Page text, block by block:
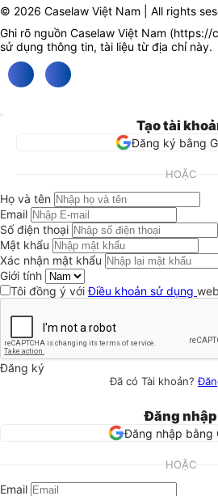
© 2026 Caselaw Việt Nam | All rights
Ghi rõ nguồn Caselaw Việt Nam (https://
sử dụng thông tin, tài liệu từ địa chỉ này.
Tạo tài
Đăng ký bằng
HOẶC
Họ và tên
Email
Số điện thoại
Mật khẩu
Xác nhận mật khẩu
Giới tính
Tôi đồng ý vớiĐiều khoản sử dụng
Đăng ký
Đã có Tài khoản?
Đăng nhập
Đăng nhập bằng
HOẶC
Email